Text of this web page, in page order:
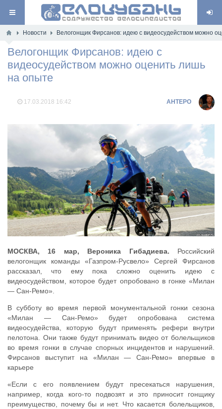
Новости Велогонщик Фирсанов: идею с видеосудейством можно
Велогонщик Фирсанов: идею с
видеосудейством можно оценить лишь
на опыте
17.03.2018 16:42 AHTEPO
МОСКВА, 16 мар, Вероника Гибадиева. Российский
велогонщик команды «Газпром-Русвело» Сергей Фирсанов
рассказал, что ему пока сложно оценить идею с
видеосудейством, которое будет опробовано в гонке «Милан
— Сан-Ремо».
В субботу во время первой монументальной гонки сезона
«Милан — Сан-Ремо» будет опробована система
видеосудейства, которую будут применять рефери внутри
пелотона. Они также будут принимать видео от болельщиков
во время гонки в случае спорных инцидентов и нарушений.
Фирсанов выступит на «Милан — Сан-Ремо» впервые в
карьере
«Если с его появлением будут пресекаться нарушения,
например, когда кого-то подвозят и это приносит гонщику
преимущество, почему бы и нет. Что касается болельщиков,